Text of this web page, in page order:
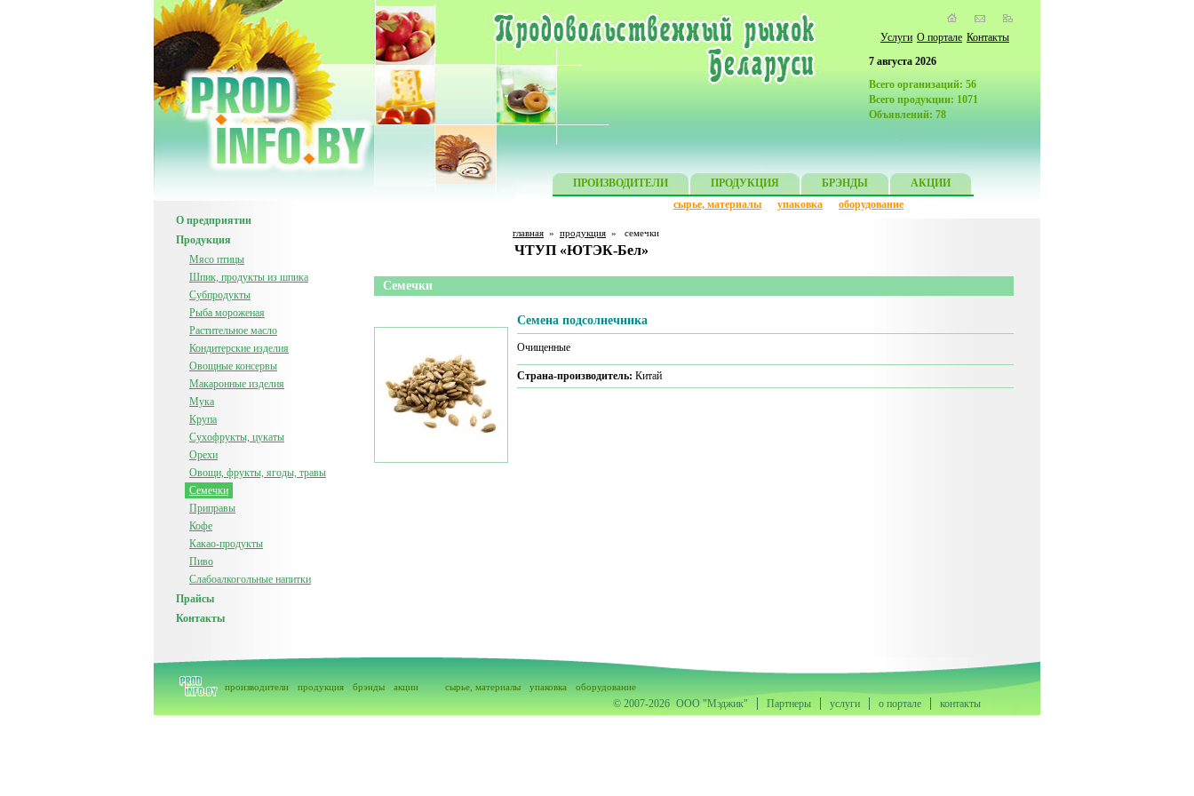
7 августа 2026
Всего организаций: 56
Всего продукции: 1071
Объявлений: 78
ПРОИЗВОДИТЕЛИ ПРОДУКЦИЯ БРЭНДЫ
АКЦИИ
сырье, материалы
упаковка оборудование
Услуги О портале Контакты
О предприятии
Продукция
Мясо птицы
Шпик, продукты из шпика
Субпродукты
Рыба мороженая
Растительное масло
Кондитерские изделия
Овощные консервы
Макаронные изделия
Мука
Крупа
Сухофрукты, цукаты
Орехи
Овощи, фрукты, ягоды, травы
Семечки
Приправы
Кофе
Какао-продукты
Пиво
Слабоалкогольные напитки
Прайсы
Контакты
главная » продукция » семечки
ЧТУП «ЮТЭК-Бел»
Семечки
Семена подсолнечника
Очищенные
Страна-производитель: Китай
производители продукция брэнды акции сырье, материалы упаковка оборудование
© 2007-2026 ООО "Мэджик" Партнеры услуги о портале контакты